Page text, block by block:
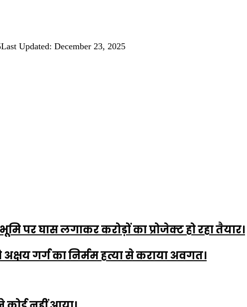
Last Updated: December 23, 2025
पर घास लगाकर करोड़ों का प्रोजेक्ट हो रहा तैयार।
गर्ग का निर्मम हत्या से कराया अवगत।